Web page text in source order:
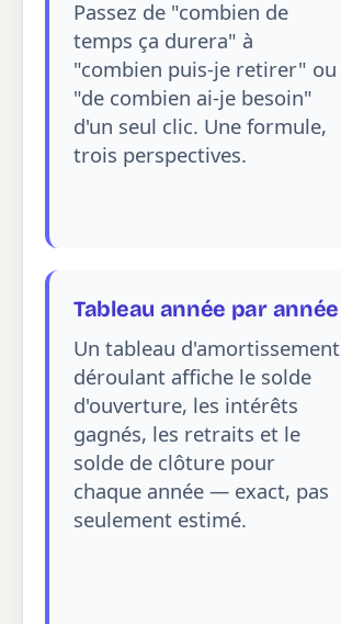
Passez de "combien de
temps ça durera" à
"combien puis-je retirer" ou
"de combien ai-je besoin"
d'un seul clic. Une formule,
trois perspectives.
Tableau année par année
Un tableau d'amortissement
déroulant affiche le solde
d'ouverture, les intérêts
gagnés, les retraits et le
solde de clôture pour
chaque année — exact, pas
seulement estimé.